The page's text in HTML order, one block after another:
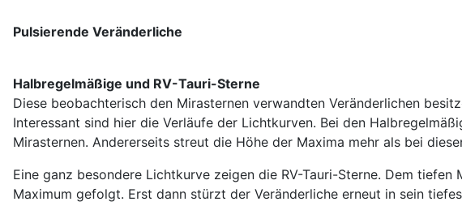
Pulsierende Veränderliche
Halbregelmäßige und RV-Tauri-Sterne
Diese beobachterisch den Mirasternen verwandten Veränderlichen
Interessant sind hier die Verläufe der Lichtkurven. Bei den
Mirasternen. Andererseits streut die Höhe der Maxima mehr als bei
Eine ganz besondere Lichtkurve zeigen die RV-Tauri-Sterne. Dem
Maximum gefolgt. Erst dann stürzt der Veränderliche erneut in sein